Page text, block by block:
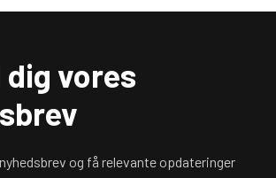
vores
og få relevante opdateringer